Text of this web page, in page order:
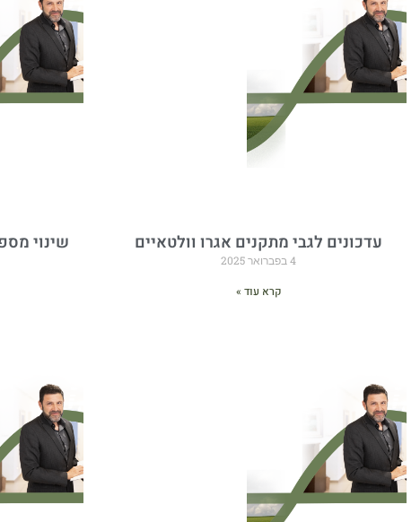
עדכונים לגבי מתקנים אגרו וולטאיים
4 בפברואר 2025
קרא עוד »